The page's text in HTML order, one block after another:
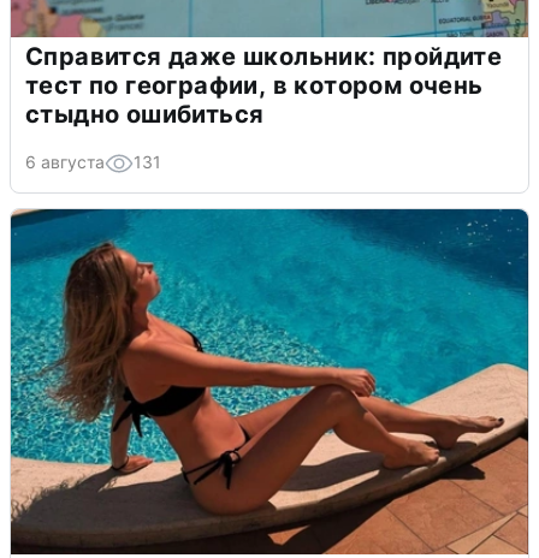
Справится даже школьник: пройдите
тест по географии, в котором очень
стыдно ошибиться
6 августа 131